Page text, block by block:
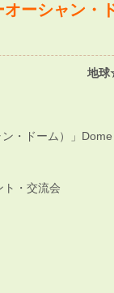
ーシャン・
地球
・ドーム）」
ト・交流会